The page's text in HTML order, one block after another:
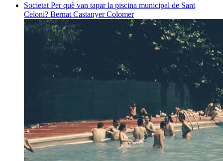
Societat Per què van tapar la piscina municipal de Sant
Celoni? Bernat Castanyer Colomer